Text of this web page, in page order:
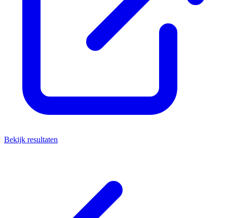
Bekijk resultaten